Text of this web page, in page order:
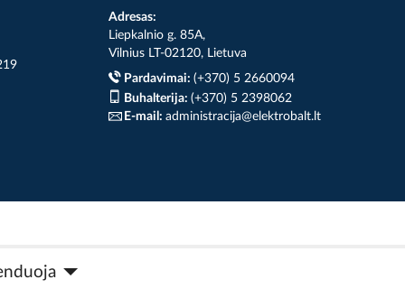
Adresas:
Liepkalnio g. 85A,
Vilnius LT-02120, Lietuva
Pardavimai: (+370) 5 2660094
Buhalterija: (+370) 5 2398062
E-mail: administracija@elektrobalt.lt